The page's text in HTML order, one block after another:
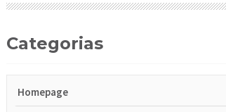
Categorias
Homepage